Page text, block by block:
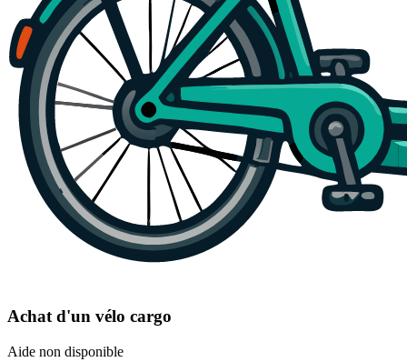
Achat d'un vélo cargo
Aide non disponible